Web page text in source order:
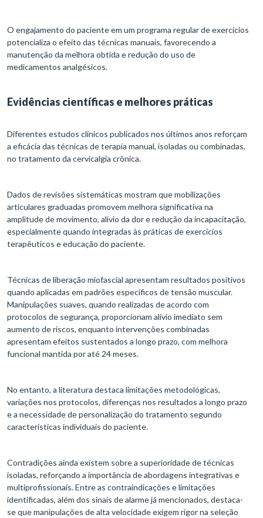
O engajamento do paciente em um programa regular de exercícios
potencializa o efeito das técnicas manuais, favorecendo a
manutenção da melhora obtida e redução do uso de
medicamentos analgésicos.​
Evidências científicas e melhores práticas
Diferentes estudos clínicos publicados nos últimos anos reforçam
a eficácia das técnicas de terapia manual, isoladas ou combinadas,
no tratamento da cervicalgia crônica.
Dados de revisões sistemáticas mostram que mobilizações
articulares graduadas promovem melhora significativa na
amplitude de movimento, alívio da dor e redução da incapacitação,
especialmente quando integradas às práticas de exercícios
terapêuticos e educação do paciente.
Técnicas de liberação miofascial apresentam resultados positivos
quando aplicadas em padrões específicos de tensão muscular.
Manipulações suaves, quando realizadas de acordo com
protocolos de segurança, proporcionam alívio imediato sem
aumento de riscos, enquanto intervenções combinadas
apresentam efeitos sustentados a longo prazo, com melhora
funcional mantida por até 24 meses.​
No entanto, a literatura destaca limitações metodológicas,
variações nos protocolos, diferenças nos resultados a longo prazo
e a necessidade de personalização do tratamento segundo
características individuais do paciente.
Contradições ainda existem sobre a superioridade de técnicas
isoladas, reforçando a importância de abordagens integrativas e
multiprofissionais. Entre as contraindicações e limitações
identificadas, além dos sinais de alarme já mencionados, destaca-
se que manipulações de alta velocidade exigem rigor na seleção